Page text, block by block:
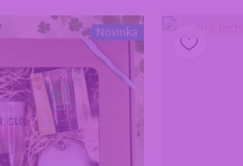
Novinka